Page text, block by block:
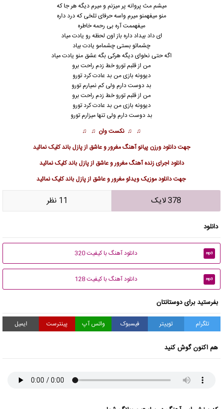
میشم مث پروانه پر میزنم و میرم دیگه هر جا که
منو میفهمنو میرم واسه حرفای تلخی که درد داره
میفهممت آره بی رحمه خاطره
ای داد بیداد داره باز اون لحظه رو یادت میاد
چشماتو بستی چشمامو یادت بیاد
اگه حتی نخوای دیگه هرکی بگه عشق منو یادت میاد
من از قلبم تورو خط زدم راحت برو
دیوونه بازی من بد عادت کرد تورو
بد دوست دارم ولی کم نمیارم تورو
من از قلبم تورو خط زدم راحت برو
دیوونه بازی من بد عادت کرد تورو
بد دوست دارم ولی تنها میزارم تورو
♫ ♫ نکست وان ♫ ♫
جهتدانلود ورزن پیانو آهنگ مغرور و عاشق از پازل باندکلیک نمائید
دانلوداجرای زنده آهنگ مغرور و عاشق از پازل باندکلیک نمائید
جهتدانلود موزیک ویدئو مغرور و عاشق از پازل باندکلیک نمائید
378 لایک 11 نظر
دانلود
mp3 دانلود آهنگ با کیفیت 320
mp3 دانلود آهنگ با کیفیت 128
بفرستید برای دوستانتان
تلگرام توییتر فیسبوک واتس آپ پینترست ایمیل
هم اکنون گوش کنید